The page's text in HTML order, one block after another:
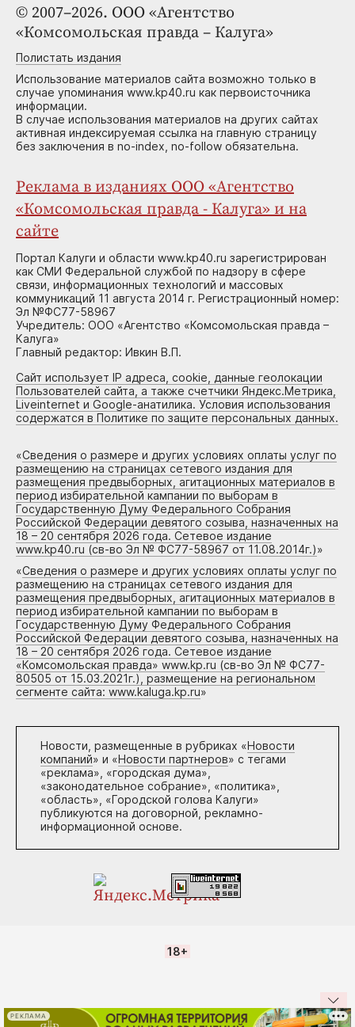
© 2007–2026. ООО «Агентство
«Комсомольская правда – Калуга»
Полистать издания
Использование материалов сайта возможно только в
случае упоминания www.kp40.ru как первоисточника
информации.
В случае использования материалов на других сайтах
активная индексируемая ссылка на главную страницу
без заключения в no-index, no-follow обязательна.
Реклама в изданиях ООО «Агентство
«Комсомольская правда - Калуга» и на
сайте
Портал Калуги и области www.kp40.ru зарегистрирован
как СМИ Федеральной службой по надзору в сфере
связи, информационных технологий и массовых
коммуникаций 11 августа 2014 г. Регистрационный номер:
Эл №ФС77-58967
Учредитель: ООО «Агентство «Комсомольская правда –
Калуга»
Главный редактор: Ивкин В.П.
Сайт использует IP адреса, cookie, данные геолокации
Пользователей сайта, а также счетчики Яндекс.Метрика,
Liveinternet и Google-анатилика. Условия использования
содержатся в Политике по защите персональных данных.
«Сведения о размере и других условиях оплаты услуг по
размещению на страницах сетевого издания для
размещения предвыборных, агитационных материалов в
период избирательной кампании по выборам в
Государственную Думу Федерального Собрания
Российской Федерации девятого созыва, назначенных на
18 – 20 сентября 2026 года. Сетевое издание
www.kp40.ru (св-во Эл № ФС77-58967 от 11.08.2014г.)»
«Сведения о размере и других условиях оплаты услуг по
размещению на страницах сетевого издания для
размещения предвыборных, агитационных материалов в
период избирательной кампании по выборам в
Государственную Думу Федерального Собрания
Российской Федерации девятого созыва, назначенных на
18 – 20 сентября 2026 года. Сетевое издание
«Комсомольская правда» www.kp.ru (св-во Эл № ФС77-
80505 от 15.03.2021г.), размещение на региональном
сегменте сайта: www.kaluga.kp.ru»
Новости, размещенные в рубриках «Новости
компаний» и «Новости партнеров» с тегами
«реклама», «городская дума»,
«законодательное собрание», «политика»,
«область», «Городской голова Калуги»
публикуются на договорной, рекламно-
информационной основе.
18+
РЕКЛАМА